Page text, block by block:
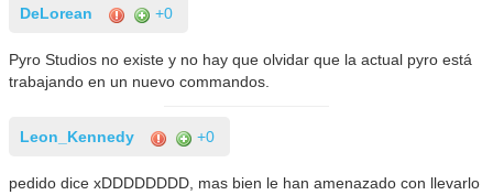
DeLorean +0
Pyro Studios no existe y no hay que olvidar que la actual pyro está
trabajando en un nuevo commandos.
Leon_Kennedy +0
pedido dice xDDDDDDDD, mas bien le han amenazado con llevarlo